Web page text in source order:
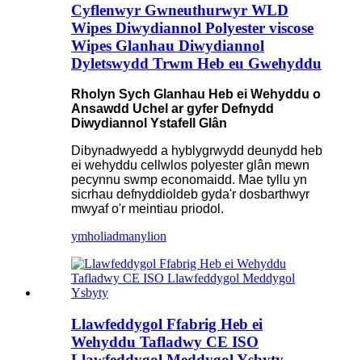
Cyflenwyr Gwneuthurwyr WLD
Wipes Diwydiannol Polyester viscose
Wipes Glanhau Diwydiannol
Dyletswydd Trwm Heb eu Gwehyddu
Rholyn Sych Glanhau Heb ei Wehyddu o
Ansawdd Uchel ar gyfer Defnydd
Diwydiannol Ystafell Glân
Dibynadwyedd a hyblygrwydd deunydd heb
ei wehyddu cellwlos polyester glân mewn
pecynnu swmp economaidd. Mae tyllu yn
sicrhau defnyddioldeb gyda'r dosbarthwyr
mwyaf o'r meintiau priodol.
ymholiadmanylion
Llawfeddygol Ffabrig Heb ei
Wehyddu Tafladwy CE ISO